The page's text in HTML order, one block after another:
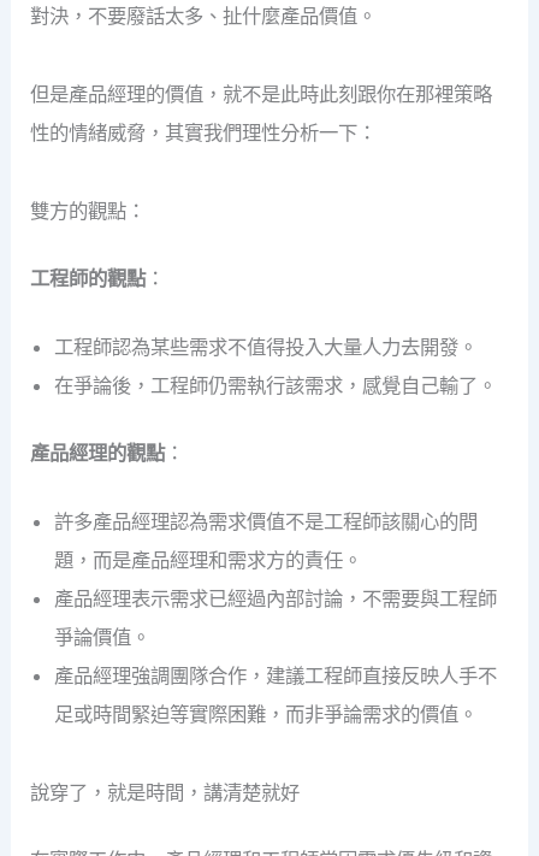
對決，不要廢話太多、扯什麼產品價值。
但是產品經理的價值，就不是此時此刻跟你在那裡策略
性的情緒威脅，其實我們理性分析一下：
雙方的觀點：
工程師的觀點：
工程師認為某些需求不值得投入大量人力去開發。
在爭論後，工程師仍需執行該需求，感覺自己輸了。
產品經理的觀點：
許多產品經理認為需求價值不是工程師該關心的問
題，而是產品經理和需求方的責任。
產品經理表示需求已經過內部討論，不需要與工程師
爭論價值。
產品經理強調團隊合作，建議工程師直接反映人手不
足或時間緊迫等實際困難，而非爭論需求的價值。
說穿了，就是時間，講清楚就好